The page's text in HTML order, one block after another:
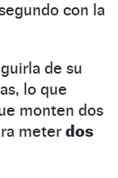
con la
de su
lo que
monten dos
meter dos